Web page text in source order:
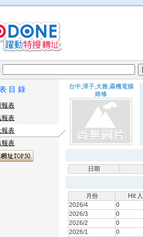
目 錄
報表
報表
報表
報表
台中,潭子,大雅,霧機電腦
維修
日期
月份
Hit
2026/4
0
2026/3
0
2026/2
0
2026/1
0